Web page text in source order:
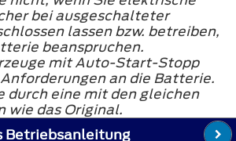
bei ausgeschalteter
lassen bzw. betreiben,
beanspruchen.
mit Auto-Start-Stopp
an die Batterie.
durch eine mit den gleichen
wie das Original.
Betriebsanleitung